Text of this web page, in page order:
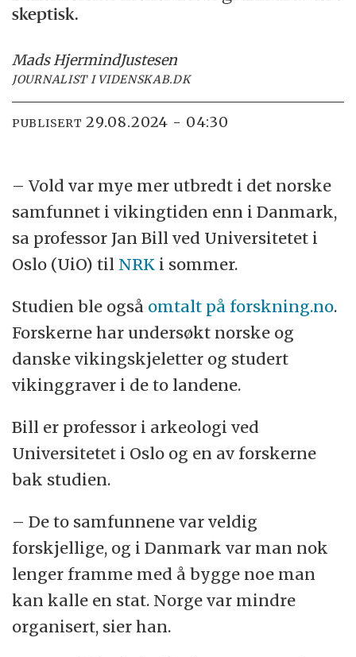
skeptisk.
Mads HjermindJustesen
JOURNALIST I VIDENSKAB.DK
PUBLISERT 29.08.2024 - 04:30
– Vold var mye mer utbredt i det norske
samfunnet i viking­tiden enn i Danmark,
sa professor Jan Bill ved Universitetet i
Oslo (UiO) til NRK i sommer.
Studien ble også omtalt på forskning.no.
Forskerne har undersøkt norske og
danske vikingskjeletter og studert
vikinggraver i de to landene.
Bill er professor i arkeologi ved
Universitetet i Oslo og en av forskerne
bak studien.
– De to samfunnene var veldig
forskjellige, og i Danmark var man nok
lenger framme med å bygge noe man
kan kalle en stat. Norge var mindre
organisert, sier han.